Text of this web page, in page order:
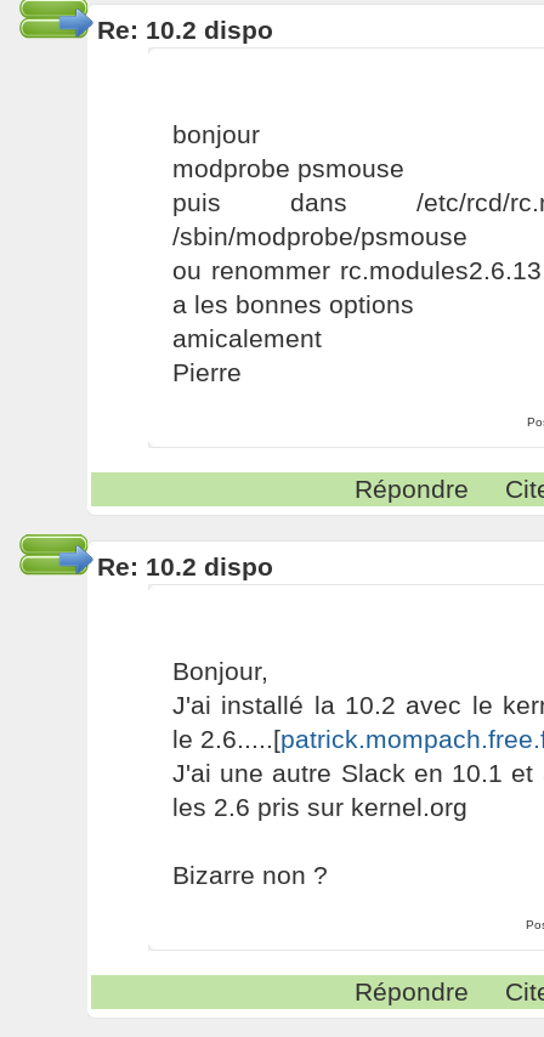
Re: 10.2 dispo
bonjour
modprobe psmouse
puis dans /etc/rcd/
/sbin/modprobe/psmouse
ou renommer
a les bonnes options
amicalement
Pierre
Répondre
Re: 10.2 dispo
Bonjour,
J'ai installé la 10.2 avec le
le 2.6.....[
J'ai une autre Slack en 10.1 et
les 2.6 pris sur kernel.org
Bizarre non ?
Répondre